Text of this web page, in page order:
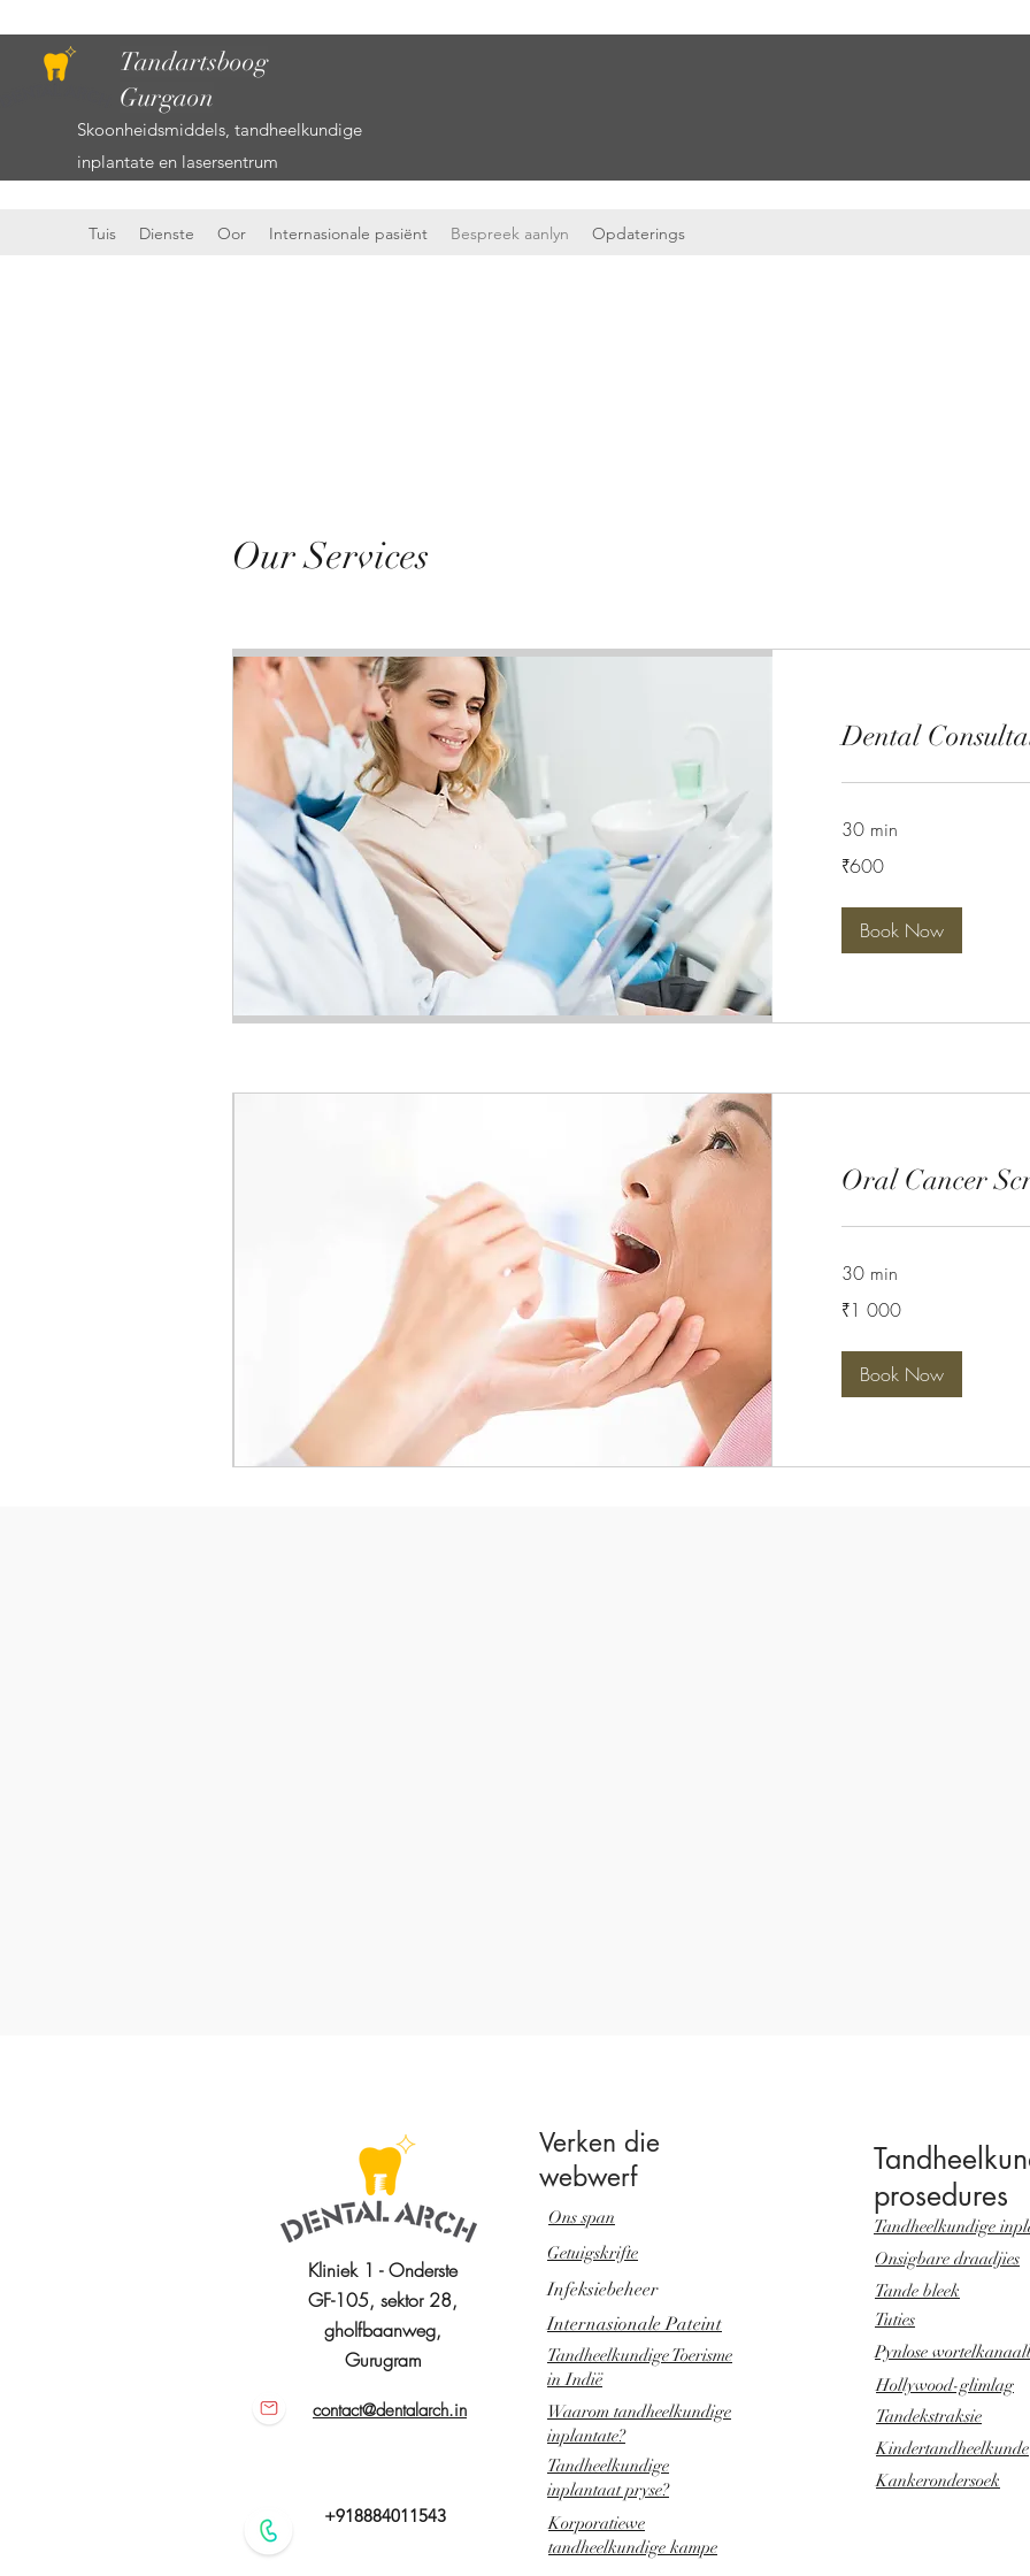
Tandartsboog
Gurgaon
Skoonheidsmiddels, tandheelkundige
inplantate en lasersentrum
Tuis Dienste Oor Internasionale pasiënt Bespreek aanlyn Opdaterings
Our Services
Dental
30 min
Indiese
₹600
Book Now
Oral Cancer
30 min
Indiese
₹1 000
Book Now
Kliniek 1 - Onderste
GF-105, sektor 28,
gholfbaanweg,
Gurugram
contact@dentalarch.in
+918884011543
Verken die
webwerf
Ons span
Getuigskrifte
Infeksiebeheer
Internasionale Pateint
Tandheelkundige Toerisme
in Indië
Waarom tandheelkundige
inplantate?
Tandheelkundige
inplantaat pryse?
Korporatiewe
tandheelkundige kampe
prosedures
Tandheelkundige
Onsigbare draadjies
Tande bleek
Tuties
Pynlose
Hollywood-glimlag
Tandekstraksie
Kindertandheelkunde
Kankerondersoek